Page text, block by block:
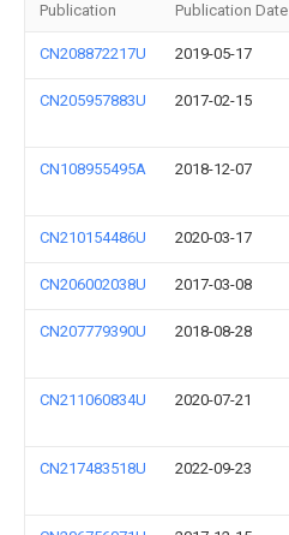
Publication Publication Date
CN208872217U 2019-05-17
CN205957883U 2017-02-15
CN108955495A 2018-12-07
CN210154486U 2020-03-17
CN206002038U 2017-03-08
CN207779390U 2018-08-28
CN211060834U 2020-07-21
CN217483518U 2022-09-23